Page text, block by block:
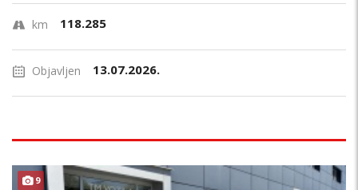
km 118.285
Objavljen 13.07.2026.
9